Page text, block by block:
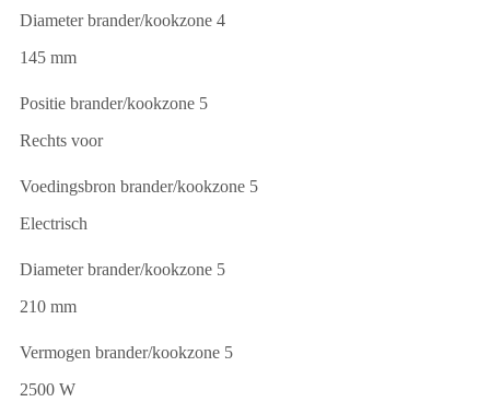
Diameter brander/kookzone 4
145 mm
Positie brander/kookzone 5
Rechts voor
Voedingsbron brander/kookzone 5
Electrisch
Diameter brander/kookzone 5
210 mm
Vermogen brander/kookzone 5
2500 W